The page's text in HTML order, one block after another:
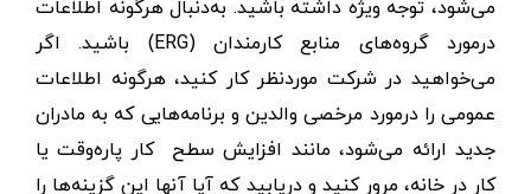
می‌شود، توجه ویژه داشته باشید. به‌دنبال هرگونه اطلاعات
درمورد گروه‌های منابع کارمندان (ERG) باشید. اگر
می‌خواهید در شرکت موردنظر کار کنید، هرگونه اطلاعات
عمومی را درمورد مرخصی والدین و برنامه‌هایی که به مادران
جدید ارائه می‌شود، مانند افزایش سطح کار پاره‌وقت یا
کار در خانه، مرور کنید و دریابید که آیا آنها این گزینه‌ها را